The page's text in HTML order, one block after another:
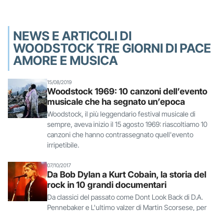
NEWS E ARTICOLI DI
WOODSTOCK TRE GIORNI DI PACE
AMORE E MUSICA
15/08/2019
Woodstock 1969: 10 canzoni dell’evento
musicale che ha segnato un’epoca
Woodstock, il più leggendario festival musicale di
sempre, aveva inizio il 15 agosto 1969: riascoltiamo 10
canzoni che hanno contrassegnato quell'evento
irripetibile.
07/10/2017
Da Bob Dylan a Kurt Cobain, la storia del
rock in 10 grandi documentari
Da classici del passato come Dont Look Back di D.A.
Pennebaker e L'ultimo valzer di Martin Scorsese, per